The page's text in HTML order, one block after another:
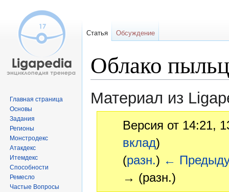
Облако
Материал из
Версия от 14:21,
вклад)
(разн.) ←
→ (разн.)
Статья Обсуждение
Главная страница
Основы
Задания
Регионы
Монстродекс
Атакдекс
Итемдекс
Способности
Ремесло
Частые Вопросы